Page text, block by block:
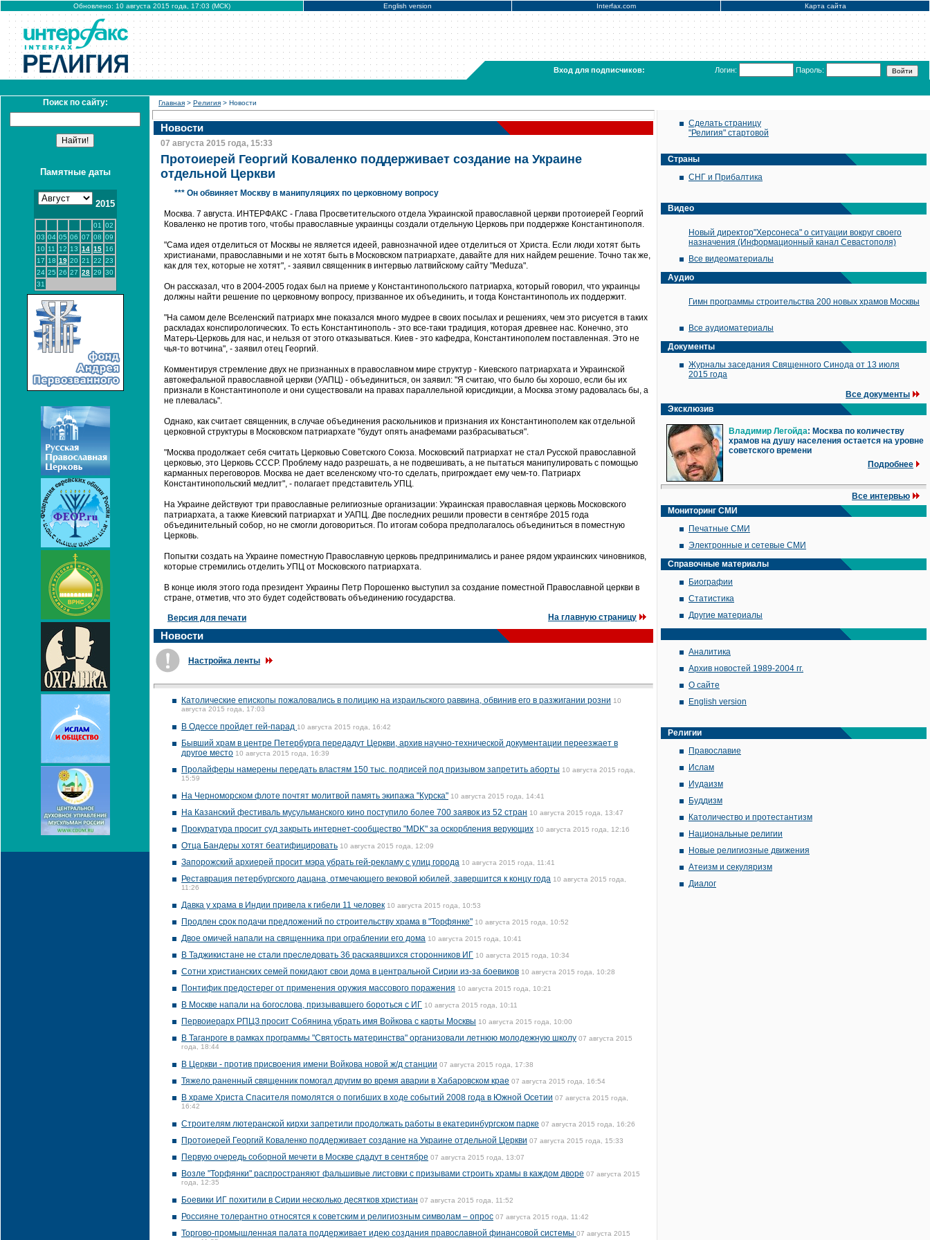
Обновлено: 10 августа 2015 года, 17:03 (МСК) English version Interfax.com Карта сайта
Вход для подписчиков: Логин: Пароль:
Поиск по сайту:
Памятные даты
2015
01
02
03 04 05 06 07 08 09
10 11 12 13 14 15 16
17 18 19 20 21 22 23
24 25 26 27 28 29 30
31
Главная > Религия > Новости
Новости
07 августа 2015 года, 15:33
Протоиерей Георгий Коваленко поддерживает создание на Украине
отдельной Церкви
*** Он обвиняет Москву в манипуляциях по церковному вопросу
Москва. 7 августа. ИНТЕРФАКС - Глава Просветительского отдела Украинской православной церкви протоиерей Георгий
Коваленко не против того, чтобы православные украинцы создали отдельную Церковь при поддержке Константинополя.
"Сама идея отделиться от Москвы не является идеей, равнозначной идее отделиться от Христа. Если люди хотят быть
христианами, православными и не хотят быть в Московском патриархате, давайте для них найдем решение. Точно так же,
как для тех, которые не хотят", - заявил священник в интервью латвийскому сайту "Meduza".
Он рассказал, что в 2004-2005 годах был на приеме у Константинопольского патриарха, который говорил, что украинцы
должны найти решение по церковному вопросу, призванное их объединить, и тогда Константинополь их поддержит.
"На самом деле Вселенский патриарх мне показался много мудрее в своих посылах и решениях, чем это рисуется в таких
раскладах конспирологических. То есть Константинополь - это все-таки традиция, которая древнее нас. Конечно, это
Матерь-Церковь для нас, и нельзя от этого отказываться. Киев - это кафедра, Константинополем поставленная. Это не
чья-то вотчина", - заявил отец Георгий.
Комментируя стремление двух не признанных в православном мире структур - Киевского патриархата и Украинской
автокефальной православной церкви (УАПЦ) - объединиться, он заявил: "Я считаю, что было бы хорошо, если бы их
признали в Константинополе и они существовали на правах параллельной юрисдикции, а Москва этому радовалась бы, а
не плевалась".
Однако, как считает священник, в случае объединения раскольников и признания их Константинополем как отдельной
церковной структуры в Московском патриархате "будут опять анафемами разбрасываться".
"Москва продолжает себя считать Церковью Советского Союза. Московский патриархат не стал Русской православной
церковью, это Церковь СССР. Проблему надо разрешать, а не подвешивать, а не пытаться манипулировать с помощью
карманных переговоров. Москва не дает вселенскому что-то сделать, пригрождает ему чем-то. Патриарх
Константинопольский медлит", - полагает представитель УПЦ.
На Украине действуют три православные религиозные организации: Украинская православная церковь Московского
патриархата, а также Киевский патриархат и УАПЦ. Две последних решили провести в сентябре 2015 года
объединительный собор, но не смогли договориться. По итогам собора предполагалось объединиться в поместную
Церковь.
Попытки создать на Украине поместную Православную церковь предпринимались и ранее рядом украинских чиновников,
которые стремились отделить УПЦ от Московского патриархата.
В конце июля этого года президент Украины Петр Порошенко выступил за создание поместной Православной церкви в
стране, отметив, что это будет содействовать объединению государства.
Версия для печати На главную страницу
Новости
Настройка ленты
Католические епископы пожаловались в полицию на израильского раввина, обвинив его в разжигании розни 10
августа 2015 года, 17:03
В Одессе пройдет гей-парад 10 августа 2015 года, 16:42
Бывший храм в центре Петербурга передадут Церкви, архив научно-технической документации переезжает в
другое место 10 августа 2015 года, 16:39
Пролайферы намерены передать властям 150 тыс. подписей под призывом запретить аборты 10 августа 2015 года,
15:59
На Черноморском флоте почтят молитвой память экипажа "Курска" 10 августа 2015 года, 14:41
На Казанский фестиваль мусульманского кино поступило более 700 заявок из 52 стран 10 августа 2015 года, 13:47
Прокуратура просит суд закрыть интернет-сообщество "MDK" за оскорбления верующих 10 августа 2015 года, 12:16
Отца Бандеры хотят беатифицировать 10 августа 2015 года, 12:09
Запорожский архиерей просит мэра убрать гей-рекламу с улиц города 10 августа 2015 года, 11:41
Реставрация петербургского дацана, отмечающего вековой юбилей, завершится к концу года 10 августа 2015 года,
11:26
Давка у храма в Индии привела к гибели 11 человек 10 августа 2015 года, 10:53
Продлен срок подачи предложений по строительству храма в "Торфянке" 10 августа 2015 года, 10:52
Двое омичей напали на священника при ограблении его дома 10 августа 2015 года, 10:41
В Таджикистане не стали преследовать 36 раскаявшихся сторонников ИГ 10 августа 2015 года, 10:34
Сотни христианских семей покидают свои дома в центральной Сирии из-за боевиков 10 августа 2015 года, 10:28
Понтифик предостерег от применения оружия массового поражения 10 августа 2015 года, 10:21
В Москве напали на богослова, призывавшего бороться с ИГ 10 августа 2015 года, 10:11
Первоиерарх РПЦЗ просит Собянина убрать имя Войкова с карты Москвы 10 августа 2015 года, 10:00
В Таганроге в рамках программы "Святость материнства" организовали летнюю молодежную школу 07 августа 2015
года, 18:44
В Церкви - против присвоения имени Войкова новой ж/д станции 07 августа 2015 года, 17:38
Тяжело раненный священник помогал другим во время аварии в Хабаровском крае 07 августа 2015 года, 16:54
В храме Христа Спасителя помолятся о погибших в ходе событий 2008 года в Южной Осетии 07 августа 2015 года,
16:42
Строителям лютеранской кирхи запретили продолжать работы в екатеринбургском парке 07 августа 2015 года, 16:26
Протоиерей Георгий Коваленко поддерживает создание на Украине отдельной Церкви 07 августа 2015 года, 15:33
Первую очередь соборной мечети в Москве сдадут в сентябре 07 августа 2015 года, 13:07
Возле "Торфянки" распространяют фальшивые листовки с призывами строить храмы в каждом дворе 07 августа 2015
года, 12:35
Боевики ИГ похитили в Сирии несколько десятков христиан 07 августа 2015 года, 11:52
Россияне толерантно относятся к советским и религиозным символам – опрос 07 августа 2015 года, 11:42
Торгово-промышленная палата поддерживает идею создания православной финансовой системы 07 августа 2015
Сделать страницу
"Религия" стартовой
Страны
СНГ и Прибалтика
Видео
Новый директор"Херсонеса" о ситуации вокруг своего
назначения (Информационный канал Севастополя)
Все видеоматериалы
Аудио
Гимн программы строительства 200 новых храмов Москвы
Все аудиоматериалы
Документы
Журналы заседания Священного Синода от 13 июля
2015 года
Все документы
Эксклюзив
Владимир Легойда: Москва по количеству
храмов на душу населения остается на уровне
советского времени
Подробнее
Все интервью
Мониторинг СМИ
Печатные СМИ
Электронные и сетевые СМИ
Справочные материалы
Биографии
Статистика
Другие материалы
Аналитика
Архив новостей 1989-2004 гг.
О сайте
English version
Религии
Православие
Ислам
Иудаизм
Буддизм
Католичество и протестантизм
Национальные религии
Новые религиозные движения
Атеизм и секуляризм
Диалог